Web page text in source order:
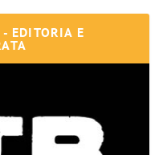
- EDITORIA E